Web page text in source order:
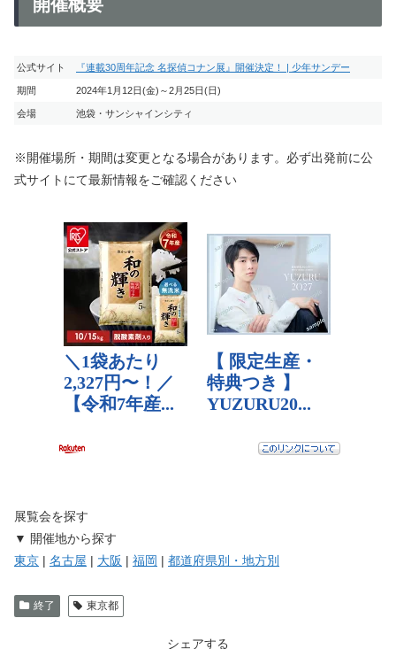
開催概要
公式サイト 『連載30周年記念 名探偵コナン展』開催決定！ | 少年サンデー
期間 2024年1月12日(金)～2月25日(日)
会場 池袋・サンシャインシティ
※開催場所・期間は変更となる場合があります。必ず出発前に公
式サイトにて最新情報をご確認ください
展覧会を探す
▼ 開催地から探す
東京 | 名古屋 | 大阪 | 福岡 | 都道府県別・地方別
終了 東京都
シェアする